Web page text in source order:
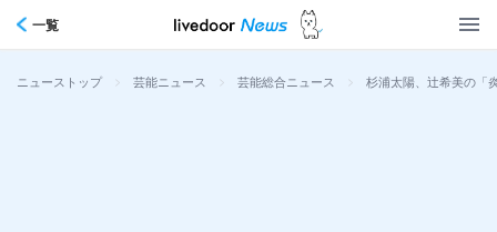
一覧
ニューストップ > 芸能ニュース > 芸能総合ニュース > 杉浦太陽、辻希美の「